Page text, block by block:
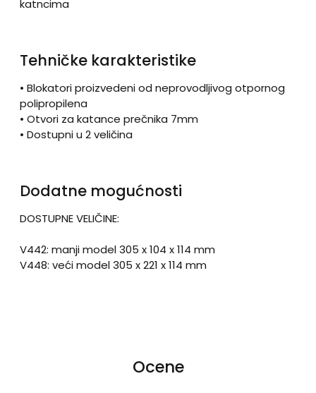
katncima
Tehničke karakteristike
• Blokatori proizvedeni od neprovodljivog otpornog
polipropilena
• Otvori za katance prečnika 7mm
• Dostupni u 2 veličina
Dodatne mogućnosti
DOSTUPNE VELIČINE:
V442: manji model 305 x 104 x 114 mm
V448: veći model 305 x 221 x 114 mm
Ocene